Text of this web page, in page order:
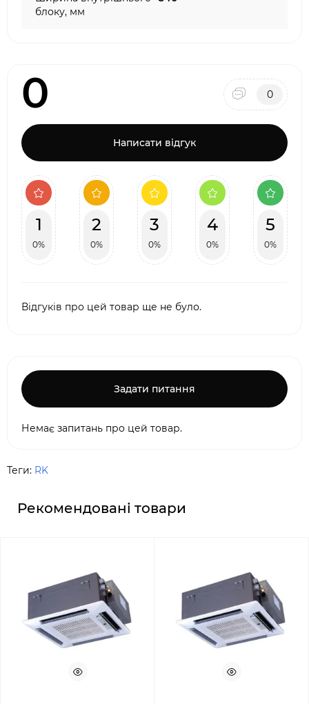
блоку, мм
0 0
Написати відгук
1
0%
2
0%
3
0%
4
0%
5
0%
Відгуків про цей товар ще не було.
Задати питання
Немає запитань про цей товар.
Теги: RK
Рекомендовані товари